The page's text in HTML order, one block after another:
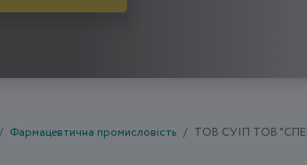
Фармацевтична промисловість ТОВ СУІП ТОВ